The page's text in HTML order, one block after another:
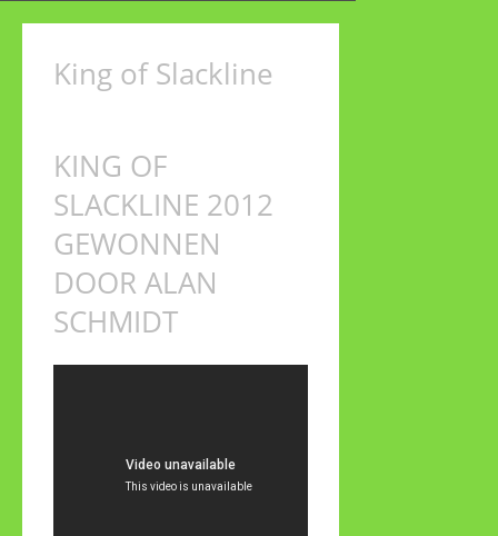
King of Slackline
KING OF
SLACKLINE 2012
GEWONNEN
DOOR ALAN
SCHMIDT